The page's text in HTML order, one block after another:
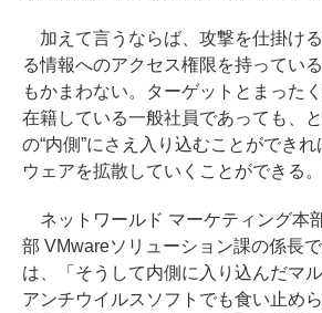
加えて言うならば、攻撃を仕掛け
る情報へのアクセス権限を持ってい
もかまわない。ターゲットとまった
在籍している一般社員であっても、
の“内側”にさえ入り込むことができ
ウェアを拡散していくことができる。
ネットワールド マーケティング本
部 VMwareソリューション課の係長
は、「そうして内側に入り込んだマ
アンチウイルスソフトでも食い止め